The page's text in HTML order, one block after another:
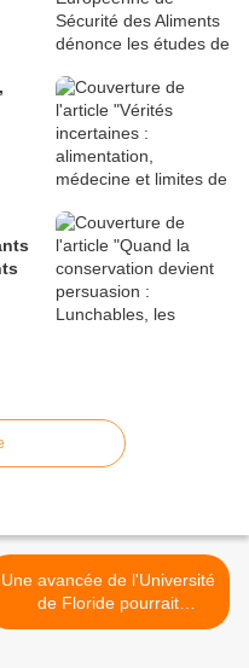
Une avancée de l'Université
de Floride pourrait
révolutionner l'édition de